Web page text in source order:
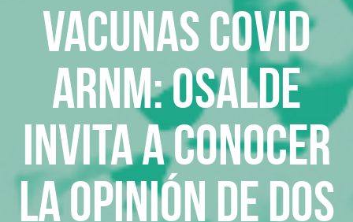
Vacunas Covid
ARNm: Osalde
invita a conocer
la opinión de dos